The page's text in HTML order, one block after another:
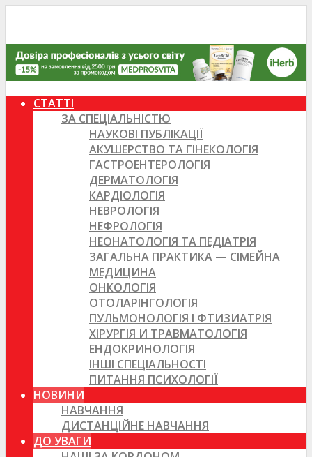
СТАТТІ
ЗА СПЕЦІАЛЬНІСТЮ
НАУКОВІ ПУБЛІКАЦІЇ
АКУШЕРСТВО ТА ГІНЕКОЛОГІЯ
ГАСТРОЕНТЕРОЛОГІЯ
ДЕРМАТОЛОГІЯ
КАРДІОЛОГІЯ
НЕВРОЛОГІЯ
НЕФРОЛОГІЯ
НЕОНАТОЛОГІЯ ТА ПЕДІАТРІЯ
ЗАГАЛЬНА ПРАКТИКА — СІМЕЙНА
МЕДИЦИНА
ОНКОЛОГІЯ
ОТОЛАРІНГОЛОГІЯ
ПУЛЬМОНОЛОГІЯ І ФТИЗИАТРІЯ
ХІРУРГІЯ И ТРАВМАТОЛОГІЯ
ЕНДОКРИНОЛОГІЯ
ІНШІ СПЕЦІАЛЬНОСТІ
ПИТАННЯ ПСИХОЛОГІЇ
НОВИНИ
НАВЧАННЯ
ДИСТАНЦІЙНЕ НАВЧАННЯ
ДО УВАГИ